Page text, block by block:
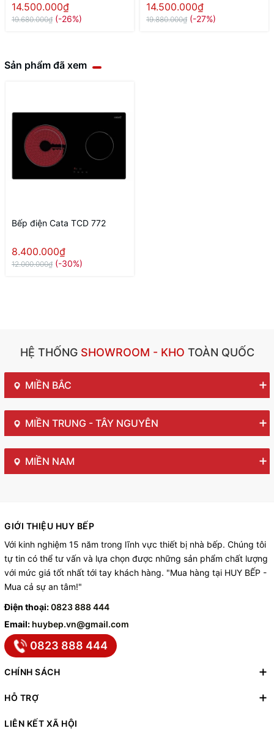
14.500.000₫
19.680.000₫ (-26%)
14.500.000₫
19.880.000₫ (-27%)
Sản phẩm đã xem
Bếp điện Cata TCD 772
8.400.000₫
12.000.000₫ (-30%)
HỆ THỐNGSHOWROOM - KHO TOÀN QUỐC
MIỀN BẮC
MIỀN TRUNG - TÂY NGUYÊN
MIỀN NAM
GIỚI THIỆU HUY BẾP
Với kinh nghiệm 15 năm trong lĩnh vực thiết bị nhà bếp. Chúng tôi
tự tin có thể tư vấn và lựa chọn được những sản phẩm chất lượng
với mức giá tốt nhất tới tay khách hàng. "Mua hàng tại HUY BẾP -
Mua cả sự an tâm!"
Điện thoại:0823 888 444
Email: huybep.vn@gmail.com
0823 888 444
CHÍNH SÁCH
HỖ TRỢ
LIÊN KẾT XÃ HỘI